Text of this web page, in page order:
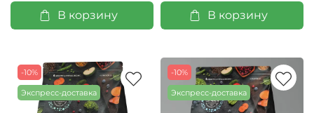
В корзину В корзину
-10%
Экспресс-доставка
-10%
Экспресс-доставка